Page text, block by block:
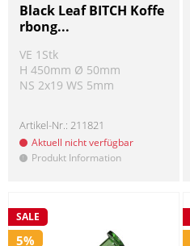
Black Leaf BITCH Koffe
rbong...
VE 1Stk
H 450mm Ø 50mm
NS 2x19 WS 5mm
Artikel-Nr.: 211821
Aktuell nicht verfügbar
! Produkt Information
SALE
5%